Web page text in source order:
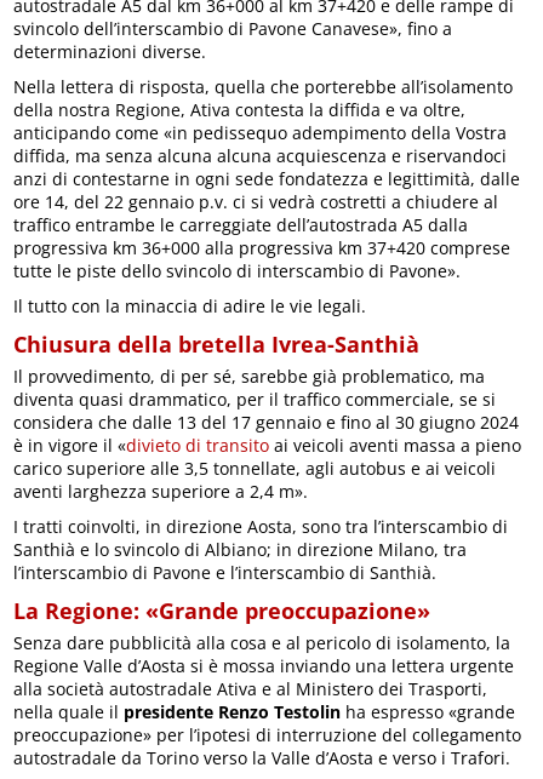
autostradale A5 dal km 36+000 al km 37+420 e delle rampe di
svincolo dell’interscambio di Pavone Canavese», fino a
determinazioni diverse.
Nella lettera di risposta, quella che porterebbe all’isolamento
della nostra Regione, Ativa contesta la diffida e va oltre,
anticipando come «in pedissequo adempimento della Vostra
diffida, ma senza alcuna alcuna acquiescenza e riservandoci
anzi di contestarne in ogni sede fondatezza e legittimità, dalle
ore 14, del 22 gennaio p.v. ci si vedrà costretti a chiudere al
traffico entrambe le carreggiate dell’autostrada A5 dalla
progressiva km 36+000 alla progressiva km 37+420 comprese
tutte le piste dello svincolo di interscambio di Pavone».
Il tutto con la minaccia di adire le vie legali.
Chiusura della bretella Ivrea-Santhià
Il provvedimento, di per sé, sarebbe già problematico, ma
diventa quasi drammatico, per il traffico commerciale, se si
considera che dalle 13 del 17 gennaio e fino al 30 giugno 2024
è in vigore il «divieto di transito ai veicoli aventi massa a pieno
carico superiore alle 3,5 tonnellate, agli autobus e ai veicoli
aventi larghezza superiore a 2,4 m».
I tratti coinvolti, in direzione Aosta, sono tra l’interscambio di
Santhià e lo svincolo di Albiano; in direzione Milano, tra
l’interscambio di Pavone e l’interscambio di Santhià.
La Regione: «Grande preoccupazione»
Senza dare pubblicità alla cosa e al pericolo di isolamento, la
Regione Valle d’Aosta si è mossa inviando una lettera urgente
alla società autostradale Ativa e al Ministero dei Trasporti,
nella quale il presidente Renzo Testolin ha espresso «grande
preoccupazione» per l’ipotesi di interruzione del collegamento
autostradale da Torino verso la Valle d’Aosta e verso i Trafori.